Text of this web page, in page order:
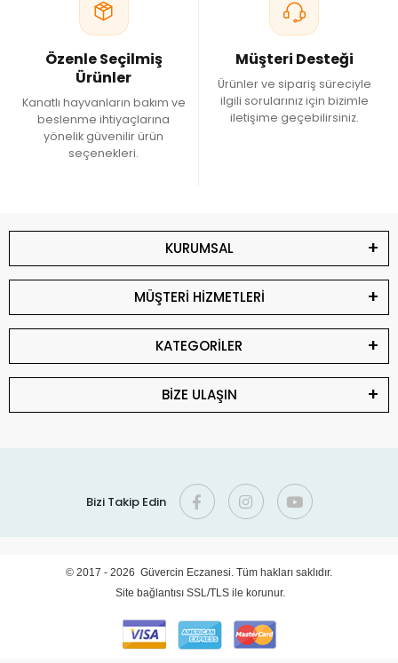
Özenle Seçilmiş
Ürünler
Kanatlı hayvanların bakım ve
beslenme ihtiyaçlarına
yönelik güvenilir ürün
seçenekleri.
Müşteri Desteği
Ürünler ve sipariş süreciyle
ilgili sorularınız için bizimle
iletişime geçebilirsiniz.
KURUMSAL
MÜŞTERİ HİZMETLERİ
KATEGORİLER
BİZE ULAŞIN
Bizi Takip Edin
© 2017 - 2026 Güvercin Eczanesi. Tüm hakları saklıdır.
Site bağlantısı SSL/TLS ile korunur.